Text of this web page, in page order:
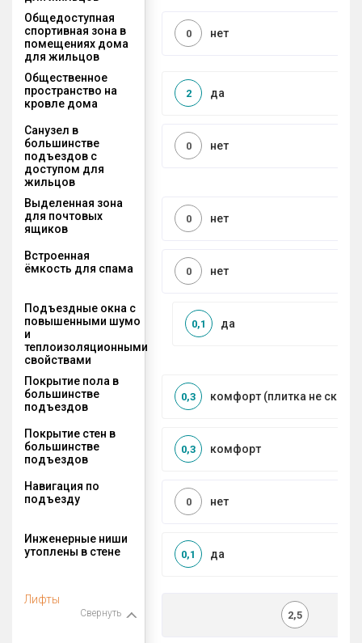
Общедоступная
спортивная зона в
помещениях дома
для жильцов
нет
0
Общественное
пространство на
кровле дома
да
2
Санузел в
большинстве
подъездов с
доступом для
жильцов
нет
0
Выделенная зона
для почтовых
ящиков
нет
0
Встроенная
ёмкость для спама
нет
0
Подъездные окна с
повышенными шумо
и
теплоизоляционными
свойствами
да
0,1
Покрытие пола в
большинстве
подъездов
комфорт (плитка не
0,3
Покрытие стен в
большинстве
подъездов
комфорт
0,3
Навигация по
подъезду
нет
0
Инженерные ниши
утоплены в стене
да
0,1
Лифты
Свернуть 2,5